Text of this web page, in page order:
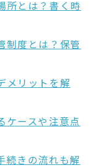
所とは？書く時
制度とは？保管
メリットを解
ケースや注意点
続きの流れも解